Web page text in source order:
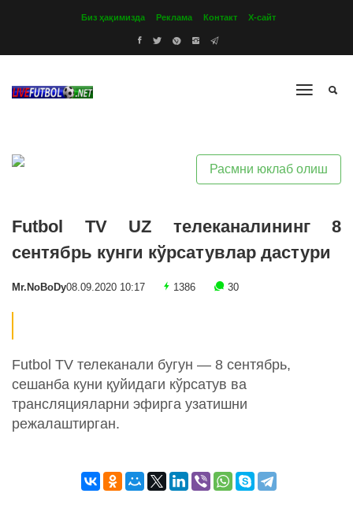
Биз ҳақимизда Реклама Контакт Х-сайт
Расмни юклаб олиш
Futbol TV UZ телеканалининг 8
сентябрь кунги кўрсатувлар дастури
Mr.NoBoDy08.09.2020 10:17 1386 30
Futbol TV телеканали бугун — 8 сентябрь,
сешанба куни қуйидаги кўрсатув ва
трансляцияларни эфирга узатишни
режалаштирган.